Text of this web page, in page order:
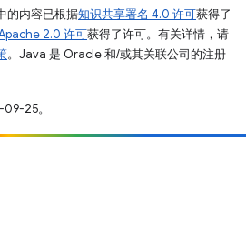
的内容已根据知识共享署名 4.0 许可获得了
2.0 许可获得了许可。有关详情，请
。Java 是 Oracle 和/或其关联公司的注册
25。